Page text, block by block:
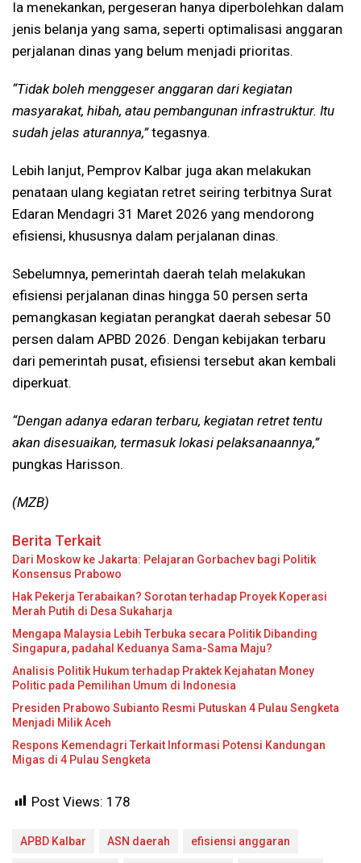
Ia menekankan, pergeseran hanya diperbolehkan dalam
jenis belanja yang sama, seperti optimalisasi anggaran
perjalanan dinas yang belum menjadi prioritas.
“Tidak boleh menggeser anggaran dari kegiatan
masyarakat, hibah, atau pembangunan infrastruktur. Itu
sudah jelas aturannya,”tegasnya.
Lebih lanjut, Pemprov Kalbar juga akan melakukan
penataan ulang kegiatan retret seiring terbitnya Surat
Edaran Mendagri 31 Maret 2026 yang mendorong
efisiensi, khususnya dalam perjalanan dinas.
Sebelumnya, pemerintah daerah telah melakukan
efisiensi perjalanan dinas hingga 50 persen serta
pemangkasan kegiatan perangkat daerah sebesar 50
persen dalam APBD 2026. Dengan kebijakan terbaru
dari pemerintah pusat, efisiensi tersebut akan kembali
diperkuat.
“Dengan adanya edaran terbaru, kegiatan retret tentu
akan disesuaikan, termasuk lokasi pelaksanaannya,”
pungkas Harisson.
(MZB)
Berita Terkait
Dari Moskow ke Jakarta: Pelajaran Gorbachev bagi Politik
Konsensus Prabowo
Hak Pekerja Terabaikan? Sorotan terhadap Proyek Koperasi
Merah Putih di Desa Sukaharja
Mengapa Malaysia Lebih Terbuka secara Politik Dibanding
Singapura, padahal Keduanya Sama-Sama Maju?
Analisis Politik Hukum terhadap Praktek Kejahatan Money
Politic pada Pemilihan Umum di Indonesia
Presiden Prabowo Subianto Resmi Putuskan 4 Pulau Sengketa
Menjadi Milik Aceh
Respons Kemendagri Terkait Informasi Potensi Kandungan
Migas di 4 Pulau Sengketa
Post Views: 178
APBD Kalbar ASN daerah efisiensi anggaran